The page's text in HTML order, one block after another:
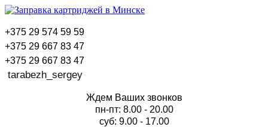
+375 29 574 59 59
+375 29 667 83 47
+375 29 667 83 47
tarabezh_sergey
Ждем Ваших звонков
пн-пт: 8.00 - 20.00
суб: 9.00 - 17.00